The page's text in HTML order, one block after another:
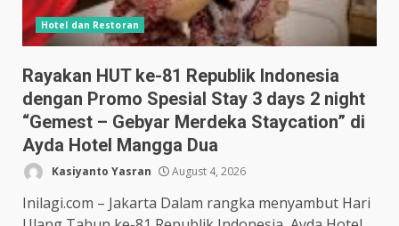
Hotel dan Restoran
Rayakan HUT ke-81 Republik Indonesia
dengan Promo Spesial Stay 3 days 2 night
“Gemest – Gebyar Merdeka Staycation” di
Ayda Hotel Mangga Dua
Kasiyanto Yasran August 4, 2026
Inilagi.com – Jakarta Dalam rangka menyambut Hari